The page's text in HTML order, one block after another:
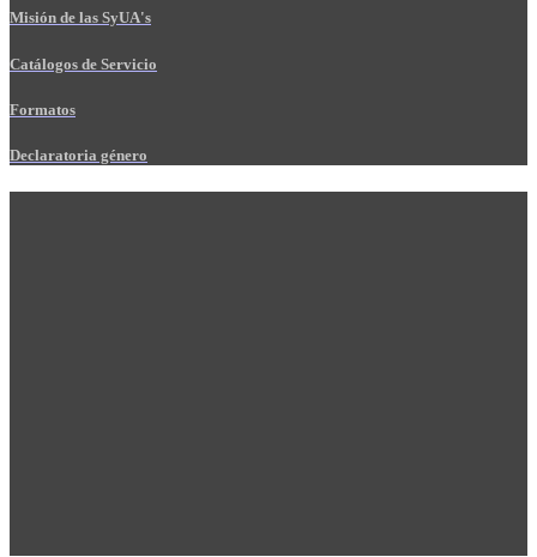
Misión de las SyUA's
Catálogos de Servicio
Formatos
Declaratoria género